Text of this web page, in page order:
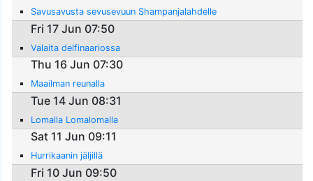
Savusavusta sevusevuun Shampanjalahdelle
Fri 17 Jun 07:50
Valaita delfinaariossa
Thu 16 Jun 07:30
Maailman reunalla
Tue 14 Jun 08:31
Lomalla Lomalomalla
Sat 11 Jun 09:11
Hurrikaanin jäljillä
Fri 10 Jun 09:50